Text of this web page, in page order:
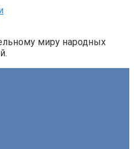
миру народных